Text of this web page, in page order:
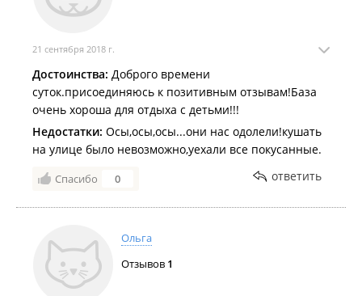
21 сентября 2018 г.
Достоинства: Доброго времени
суток.присоединяюсь к позитивным отзывам!База
очень хороша для отдыха с детьми!!!
Недостатки: Осы,осы,осы...они нас одолели!кушать
на улице было невозможно,уехали все покусанные.
Спасибо 0 ответить
Ольга
Отзывов 1